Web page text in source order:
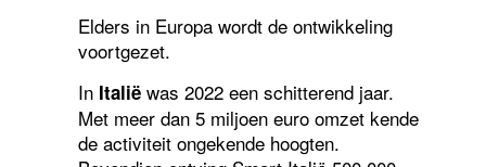
Elders in Europa wordt de ontwikkeling
voortgezet.
In Italiëwas 2022 een schitterend jaar.
Met meer dan 5 miljoen euro omzet kende
de activiteit ongekende hoogten.